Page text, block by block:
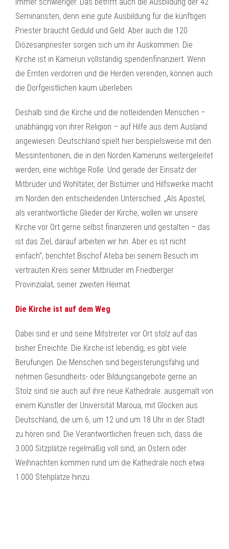
Seminaristen, denn eine gute Ausbildung für die künftigen
Priester braucht Geduld und Geld. Aber auch die 120
Diözesanpriester sorgen sich um ihr Auskommen. Die
Kirche ist in Kamerun vollständig spendenfinanziert. Wenn
die Ernten verdorren und die Herden verenden, können auch
die Dorfgeistlichen kaum überleben.
Deshalb sind die Kirche und die notleidenden Menschen –
unabhängig von ihrer Religion – auf Hilfe aus dem Ausland
angewiesen. Deutschland spielt hier beispielsweise mit den
Messintentionen, die in den Norden Kameruns weitergeleitet
werden, eine wichtige Rolle. Und gerade der Einsatz der
Mitbrüder und Wohltäter, der Bistümer und Hilfswerke macht
im Norden den entscheidenden Unterschied. „Als Apostel,
als verantwortliche Glieder der Kirche, wollen wir unsere
Kirche vor Ort gerne selbst finanzieren und gestalten – das
ist das Ziel, darauf arbeiten wir hin. Aber es ist nicht
einfach“, berichtet Bischof Ateba bei seinem Besuch im
vertrauten Kreis seiner Mitbrüder im Friedberger
Provinzialat, seiner zweiten Heimat.
Die Kirche ist auf dem Weg
Dabei sind er und seine Mitstreiter vor Ort stolz auf das
bisher Erreichte. Die Kirche ist lebendig, es gibt viele
Berufungen. Die Menschen sind begeisterungsfähig und
nehmen Gesundheits- oder Bildungsangebote gerne an.
Stolz sind sie auch auf ihre neue Kathedrale: ausgemalt von
einem Künstler der Universität Maroua, mit Glocken aus
Deutschland, die um 6, um 12 und um 18 Uhr in der Stadt
zu hören sind. Die Verantwortlichen freuen sich, dass die
3.000 Sitzplätze regelmäßig voll sind; an Ostern oder
Weihnachten kommen rund um die Kathedrale noch etwa
1.000 Stehplätze hinzu.